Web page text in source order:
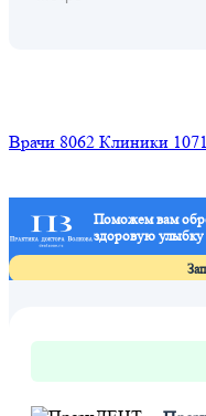
Врачи 8062 Клиники 1071
Поможем вам
здоровую улыбку